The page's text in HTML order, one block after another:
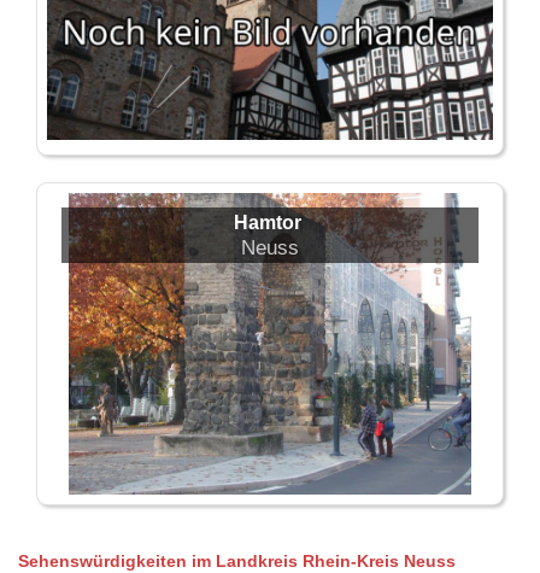
Hamtor
Neuss
Sehenswürdigkeiten im Landkreis Rhein-Kreis Neuss